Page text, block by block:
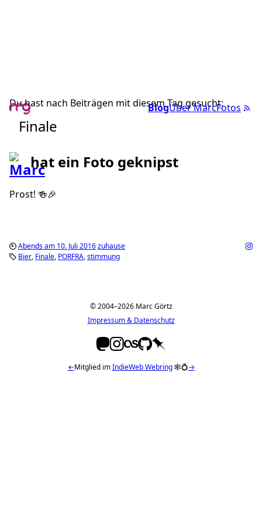
BlogÜber MarcFotos
Du hast nach Beiträgen mit diesem Tag gesucht:
Finale
hat ein Foto geknipst
Prost! 🍻🎉
Abends am 10. Juli 2016zuhause
Bier Finale PORFRA stimmung
© 2004–2026 Marc Görtz
Impressum & Datenschutz
←Mitglied imIndieWeb Webring🕸💍→